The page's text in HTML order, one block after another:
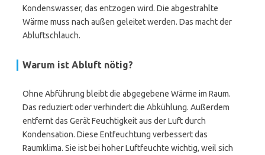
Kondenswasser, das entzogen wird. Die abgestrahlte
Wärme muss nach außen geleitet werden. Das macht der
Abluftschlauch.
Warum ist Abluft nötig?
Ohne Abführung bleibt die abgegebene Wärme im Raum.
Das reduziert oder verhindert die Abkühlung. Außerdem
entfernt das Gerät Feuchtigkeit aus der Luft durch
Kondensation. Diese Entfeuchtung verbessert das
Raumklima. Sie ist bei hoher Luftfeuchte wichtig, weil sich